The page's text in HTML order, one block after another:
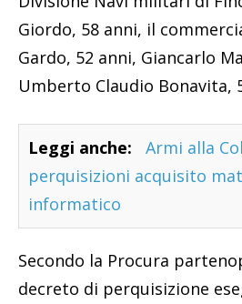
Giordo, 58 anni, il
Gardo, 52 anni, Giancarlo
Umberto Claudio Bonavita,
Leggi anche:
Armi alla
perquisizioni acquisito
informatico
Secondo la Procura
decreto di perquisizione